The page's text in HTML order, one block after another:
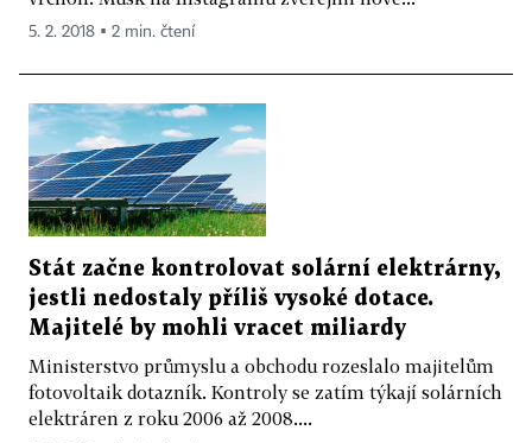
5. 2. 2018 ▪ 2 min. čtení
Stát začne kontrolovat solární elektrárny,
jestli nedostaly příliš vysoké dotace.
Majitelé by mohli vracet miliardy
Ministerstvo průmyslu a obchodu rozeslalo majitelům
fotovoltaik dotazník. Kontroly se zatím týkají solárních
elektráren z roku 2006 až 2008....